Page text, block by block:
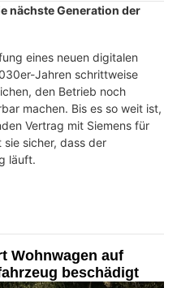
nächste Generation der
eines neuen digitalen
Jahren schrittweise
den Betrieb noch
machen. Bis es so weit ist,
Vertrag mit Siemens für
sicher, dass der
läuft.
Wohnwagen auf
beschädigt